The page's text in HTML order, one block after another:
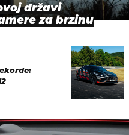
državi
za brzinu